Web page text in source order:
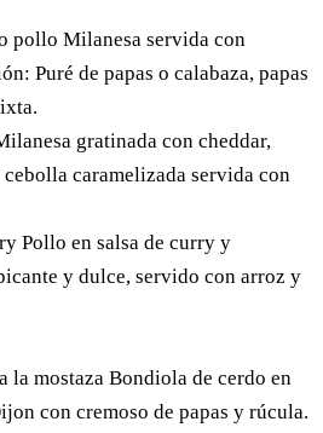
pollo Milanesa servida con
Puré de papas o calabaza, papas
gratinada con cheddar,
caramelizada servida con
Pollo en salsa de curry y
y dulce, servido con arroz y
la mostaza Bondiola de cerdo en
con cremoso de papas y rúcula.